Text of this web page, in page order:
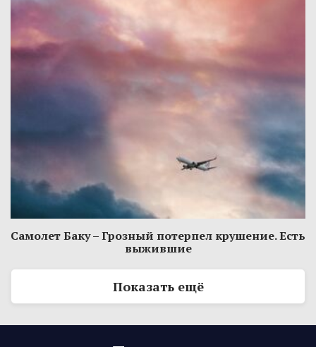
Самолет Баку – Грозный потерпел крушение. Есть
выжившие
Показать ещё